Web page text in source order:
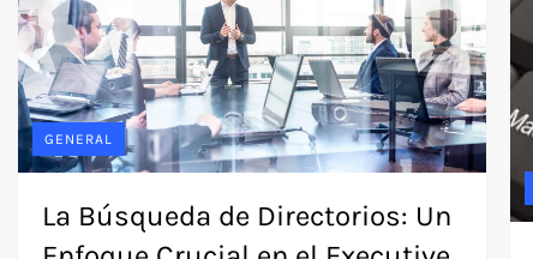
GENERAL
La Búsqueda de Directorios: Un